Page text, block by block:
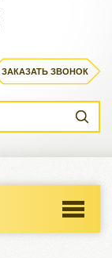
ЗАКАЗАТЬ ЗВОНОК